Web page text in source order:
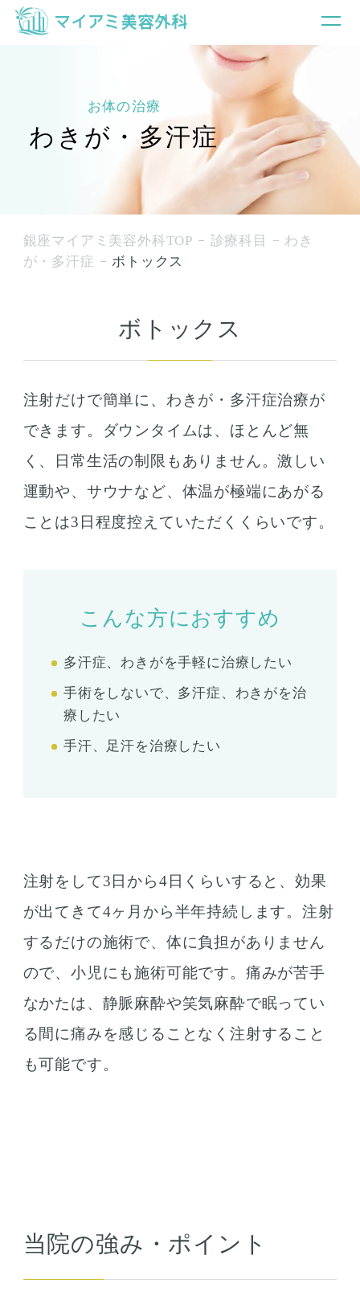
お体の治療
わきが・多汗症
銀座マイアミ美容外科TOP 診療科目
わき
が・多汗症
ボトックス
ボトックス
注射だけで簡単に、わきが・多汗症治療が
できます。ダウンタイムは、ほとんど無
く、日常生活の制限もありません。激しい
運動や、サウナなど、体温が極端にあがる
ことは3日程度控えていただくくらいです。
こんな方におすすめ
多汗症、わきがを手軽に治療したい
手術をしないで、多汗症、わきがを治
療したい
手汗、足汗を治療したい
注射をして3日から4日くらいすると、効果
が出てきて4ヶ月から半年持続します。注射
するだけの施術で、体に負担がありません
ので、小児にも施術可能です。痛みが苦手
なかたは、静脈麻酔や笑気麻酔で眠ってい
る間に痛みを感じることなく注射すること
も可能です。
当院の強み・ポイント